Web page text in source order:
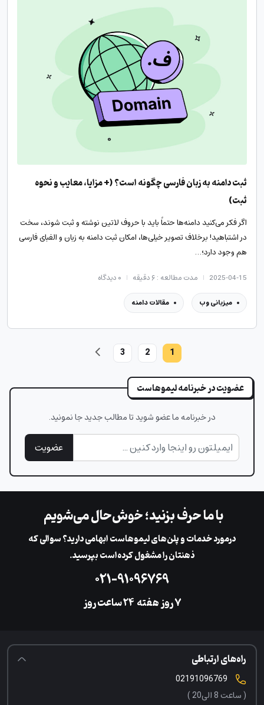
ثبت دامنه به زبان فارسی چگونه است؟ (+ مزایا، معایب و نحوه
ثبت)
اگر فکر می‌کنید دامنه‌ها حتماً باید با حروف لاتین نوشته و ثبت شوند، سخت
در اشتباهید! برخلاف تصویر خیلی‌ها، امکان ثبت دامنه به زبان و الفبای فارسی
هم وجود دارد؛…
2025-04-15 مدت مطالعه : ۶ دقیقه ۰دیدگاه
میزبانی وب مقالات دامنه
1
2
3
عضویت در خبرنامه لیموهاست
در خبرنامه ما عضو شوید تا مطالب جدید جا نمونید.
عضویت
با ما حرف بزنید؛ خوش‌حال می‌شویم
در‌مورد خدمات و پلن‌های لیمو‌هاست ابهامی دارید؟ سوالی که
ذهنتان را مشغول کرده‌است بپرسید.
۰۲۱-۹۱۰۹۶۷۶۹
۷ روز هفته ‌۲۴ ساعت روز
راه‌های ارتباطی
( ساعت 8 الی20 )